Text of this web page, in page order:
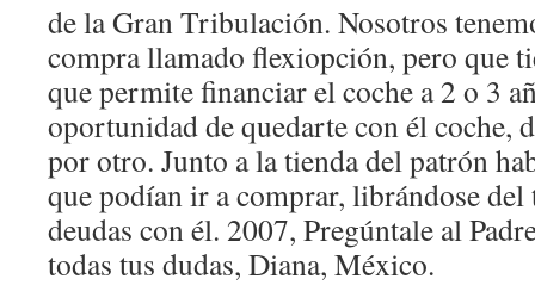
de la Gran Tribulación. Nosotros
compra llamado flexiopción, pero que
que permite financiar el coche a 2 o 3
oportunidad de quedarte con él coche,
por otro. Junto a la tienda del patrón
que podían ir a comprar, librándose
deudas con él. 2007, Pregúntale al
todas tus dudas, Diana, México.